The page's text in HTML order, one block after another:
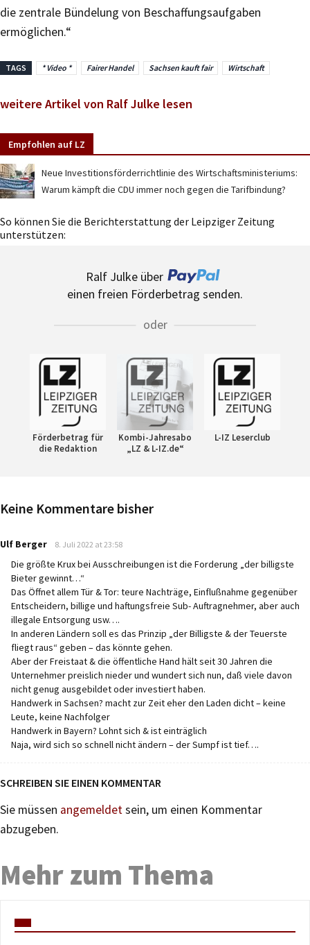
die zentrale Bündelung von Beschaffungsaufgaben
ermöglichen.“
TAGS * Video * Fairer Handel Sachsen kauft fair Wirtschaft
weitere Artikel von Ralf Julke lesen
Empfohlen auf LZ
Neue Investitionsförderrichtlinie des Wirtschaftsministeriums:
Warum kämpft die CDU immer noch gegen die Tarifbindung?
So können Sie die Berichterstattung der Leipziger Zeitung
unterstützen:
Ralf Julke über
einen freien Förderbetrag senden.
oder
Förderbetrag für
die Redaktion
Kombi-Jahresabo
„LZ & L-IZ.de“
L-IZ Leserclub
Keine Kommentare bisher
Ulf Berger says:
8. Juli 2022 at 23:58
Die größte Krux bei Ausschreibungen ist die Forderung „der billigste
Bieter gewinnt…“
Das Öffnet allem Tür & Tor: teure Nachträge, Einflußnahme gegenüber
Entscheidern, billige und haftungsfreie Sub- Auftragnehmer, aber auch
illegale Entsorgung usw….
In anderen Ländern soll es das Prinzip „der Billigste & der Teuerste
fliegt raus“ geben – das könnte gehen.
Aber der Freistaat & die öffentliche Hand hält seit 30 Jahren die
Unternehmer preislich nieder und wundert sich nun, daß viele davon
nicht genug ausgebildet oder investiert haben.
Handwerk in Sachsen? macht zur Zeit eher den Laden dicht – keine
Leute, keine Nachfolger
Handwerk in Bayern? Lohnt sich & ist einträglich
Naja, wird sich so schnell nicht ändern – der Sumpf ist tief….
SCHREIBEN SIE EINEN KOMMENTAR
Sie müssen angemeldetsein, um einen Kommentar
abzugeben.
Mehr zum Thema